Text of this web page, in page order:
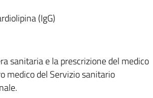
(IgG)
sanitaria e la prescrizione del medico
medico del Servizio sanitario